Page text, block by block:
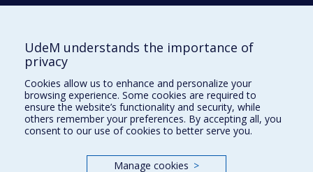
Comment soutenir le Département?
BESOIN D'AIDE?
Plan du site
Signaler une erreur
Accessibilité
UdeM understands the importance of
privacy
Cookies allow us to enhance and personalize your
browsing experience. Some cookies are required to
ensure the website’s functionality and security, while
others remember your preferences. By accepting all, you
consent to our use of cookies to better serve you.
Manage cookies >